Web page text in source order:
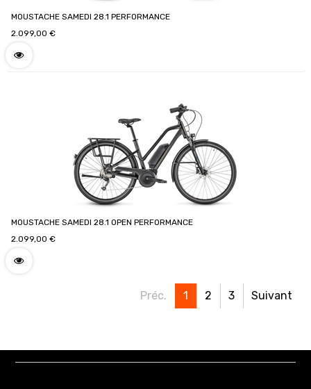
MOUSTACHE SAMEDI 28.1 PERFORMANCE
2.099,00 €
MOUSTACHE SAMEDI 28.1 OPEN PERFORMANCE
2.099,00 €
Préc. 1 2 3 Suivant